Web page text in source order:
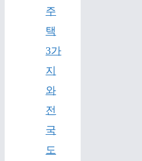
주
택
3가
지
와
전
국
도